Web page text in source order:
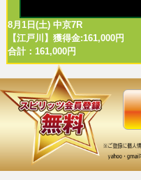
8月1日(土) 中京7R
【江戸川】獲得金:161,000円
合計：161,000円